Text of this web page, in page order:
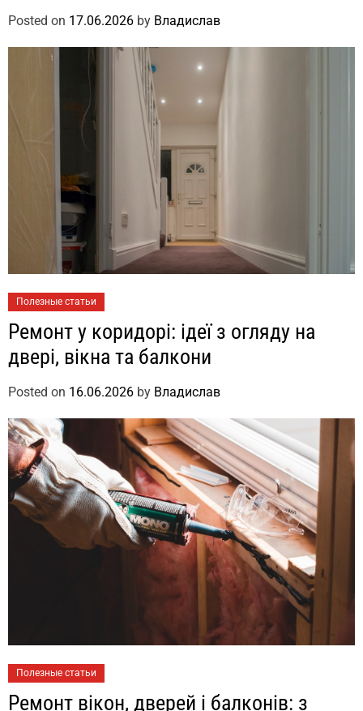
Posted on 17.06.2026 by Владислав
Полезные статьи
Ремонт у коридорі: ідеї з огляду на
двері, вікна та балкони
Posted on 16.06.2026 by Владислав
Полезные статьи
Ремонт вікон, дверей і балконів: з